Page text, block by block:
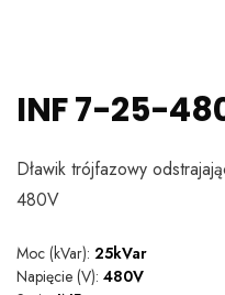
INF 7-25-
Dławik trójfazowy
480V
Moc (kVar): 25kVar
Napięcie (V): 480V